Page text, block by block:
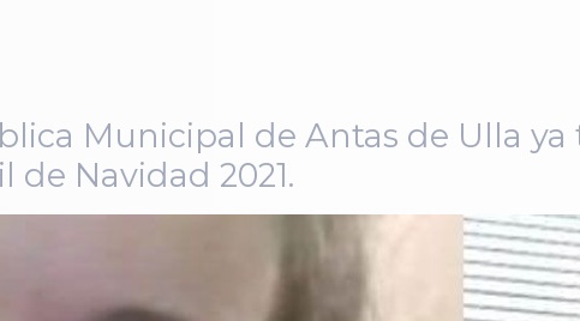
Municipal de Antas de Ulla
Navidad 2021.